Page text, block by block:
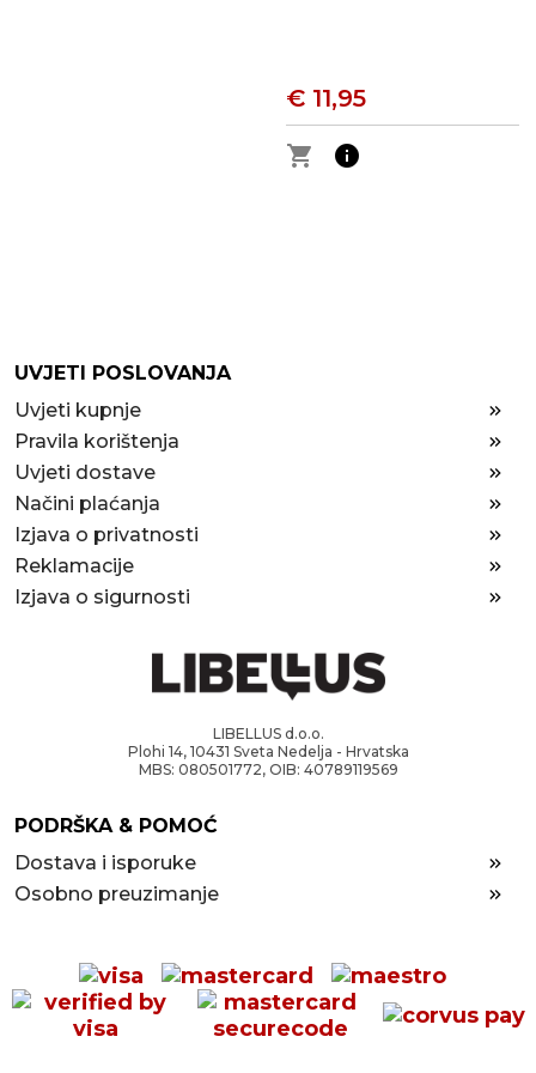
€ 11,95
shopping_cart
info
UVJETI POSLOVANJA
Uvjeti kupnje
Pravila korištenja
Uvjeti dostave
Načini plaćanja
Izjava o privatnosti
Reklamacije
Izjava o sigurnosti
LIBELLUS d.o.o.
Plohi 14, 10431 Sveta Nedelja - Hrvatska
MBS: 080501772, OIB: 40789119569
PODRŠKA & POMOĆ
Dostava i isporuke
Osobno preuzimanje